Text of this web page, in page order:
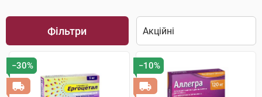
Фільтри
−30% −10%